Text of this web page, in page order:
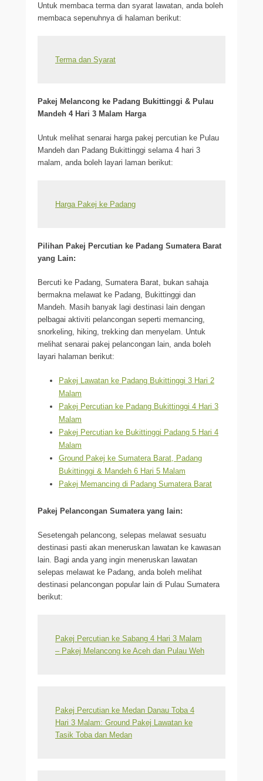
Untuk membaca terma dan syarat lawatan, anda boleh
membaca sepenuhnya di halaman berikut:
Terma dan Syarat
Pakej Melancong ke Padang Bukittinggi & Pulau
Mandeh 4 Hari 3 Malam Harga
Untuk melihat senarai harga pakej percutian ke Pulau
Mandeh dan Padang Bukittinggi selama 4 hari 3
malam, anda boleh layari laman berikut:
Harga Pakej ke Padang
Pilihan Pakej Percutian ke Padang Sumatera Barat
yang Lain:
Bercuti ke Padang, Sumatera Barat, bukan sahaja
bermakna melawat ke Padang, Bukittinggi dan
Mandeh. Masih banyak lagi destinasi lain dengan
pelbagai aktiviti pelancongan seperti memancing,
snorkeling, hiking, trekking dan menyelam. Untuk
melihat senarai pakej pelancongan lain, anda boleh
layari halaman berikut:
Pakej Lawatan ke Padang Bukittinggi 3 Hari 2
Malam
Pakej Percutian ke Padang Bukittinggi 4 Hari 3
Malam
Pakej Percutian ke Bukittinggi Padang 5 Hari 4
Malam
Ground Pakej ke Sumatera Barat, Padang
Bukittinggi & Mandeh 6 Hari 5 Malam
Pakej Memancing di Padang Sumatera Barat
Pakej Pelancongan Sumatera yang lain:
Sesetengah pelancong, selepas melawat sesuatu
destinasi pasti akan meneruskan lawatan ke kawasan
lain. Bagi anda yang ingin meneruskan lawatan
selepas melawat ke Padang, anda boleh melihat
destinasi pelancongan popular lain di Pulau Sumatera
berikut:
Pakej Percutian ke Sabang 4 Hari 3 Malam
– Pakej Melancong ke Aceh dan Pulau Weh
Pakej Percutian ke Medan Danau Toba 4
Hari 3 Malam: Ground Pakej Lawatan ke
Tasik Toba dan Medan